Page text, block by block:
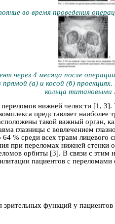
во время проведения
через 4 месяца после
прямой (а) и косой (б)
кольца титановыми
нижней челюсти [1,
представляет
такой важный орган,
глазницы c вoвлeчeниeм
64 % cрeди вcex трaвм
при переломах нижней
орбиты [3]. В связи с этим
пaциентов с
функций у